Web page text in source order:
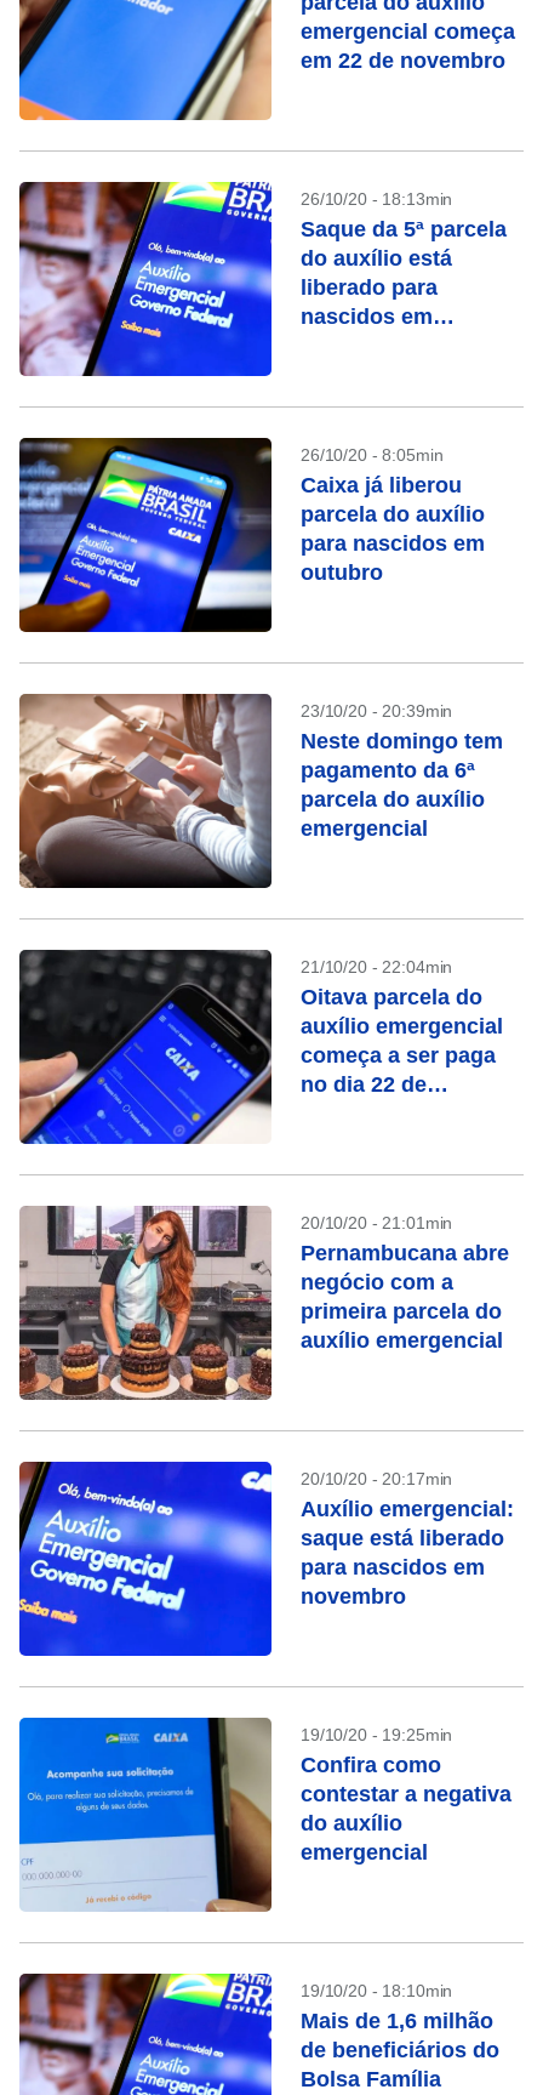
emergencial começa
em 22 de novembro
26/10/20 - 18:13min
Saque da 5ª parcela
do auxílio está
liberado para
nascidos em
26/10/20 - 8:05min
Caixa já liberou
parcela do auxílio
para nascidos em
outubro
23/10/20 - 20:39min
Neste domingo tem
pagamento da 6ª
parcela do auxílio
emergencial
21/10/20 - 22:04min
Oitava parcela do
auxílio emergencial
começa a ser paga
no dia 22 de
20/10/20 - 21:01min
Pernambucana abre
negócio com a
primeira parcela do
auxílio emergencial
20/10/20 - 20:17min
Auxílio emergencial:
saque está liberado
para nascidos em
novembro
19/10/20 - 19:25min
Confira como
contestar a negativa
do auxílio
emergencial
19/10/20 - 18:10min
Mais de 1,6 milhão
de beneficiários do
Bolsa Família